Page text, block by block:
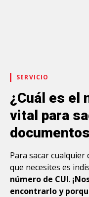
SERVICIO
¿Cuál es el
vital para
Para sacar
que necesites es
número de CUI.
encontrarlo y